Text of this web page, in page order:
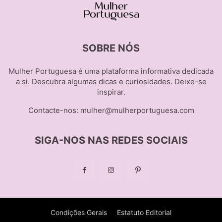
SOBRE NÓS
Mulher Portuguesa é uma plataforma informativa dedicada
a si. Descubra algumas dicas e curiosidades. Deixe-se
inspirar.
Contacte-nos: mulher@mulherportuguesa.com
SIGA-NOS NAS REDES SOCIAIS
Condições Gerais Estatuto Editorial